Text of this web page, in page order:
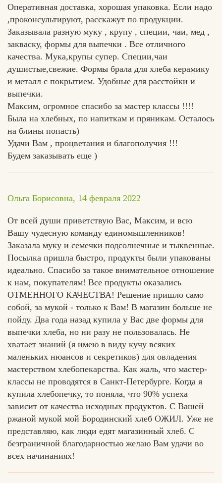
Оперативная доставка, хорошая упаковка. Если надо
,проконсультируют, расскажут по продукции.
Заказывала разную муку , крупу , специи, чаи, мед ,
закваску, формы для выпечки . Все отличного
качества. Мука,крупы супер. Специи,чаи
душистые,свежие. Формы брала для хлеба керамику
и металл с покрытием. Удобные для расстойки и
выпечки.
Максим, огромное спасибо за мастер классы !!!!
Была на хлебных, по напиткам и пряникам. Осталось
на блины попасть)
Удачи Вам , процветания и благополучия !!!
Будем заказывать еще )
Ольга Борисовна, 14 февраля 2022
От всей души приветствую Вас, Максим, и всю
Вашу чудесную команду единомышленников!
Заказала муку и семечки подсолнечные и тыквенные.
Посылка пришла быстро, продукты были упакованы
идеально. Спасибо за такое внимательное отношение
к нам, покупателям! Все продукты оказались
ОТМЕННОГО КАЧЕСТВА! Решение пришло само
собой, за мукой - только к Вам! В магазин больше не
пойду. Два года назад купила у Вас две формы для
выпечки хлеба, но ни разу не пользовалась. Не
хватает знаний (я имею в виду кучу всяких
маленьких нюансов и секретиков) для овладения
мастерством хлебопекарства. Как жаль, что мастер-
классы не проводятся в Санкт-Петербурге. Когда я
купила хлебопечку, то поняла, что 90% успеха
зависит от качества исходных продуктов. С Вашей
ржаной мукой мой Бородинский хлеб ОЖИЛ. Уже не
представляю, как люди едят магазинный хлеб. С
безграничной благодарностью желаю Вам удачи во
всех начинаниях!